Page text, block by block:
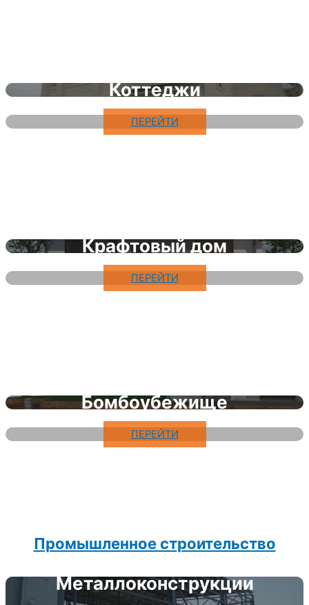
Коттеджи
ПЕРЕЙТИ
Крафтовый дом
ПЕРЕЙТИ
Бомбоубежище
ПЕРЕЙТИ
Промышленное строительство
Металлоконструкции